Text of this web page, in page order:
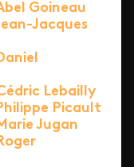
Goineau
Jacques
Lebailly
Picault
Jugan